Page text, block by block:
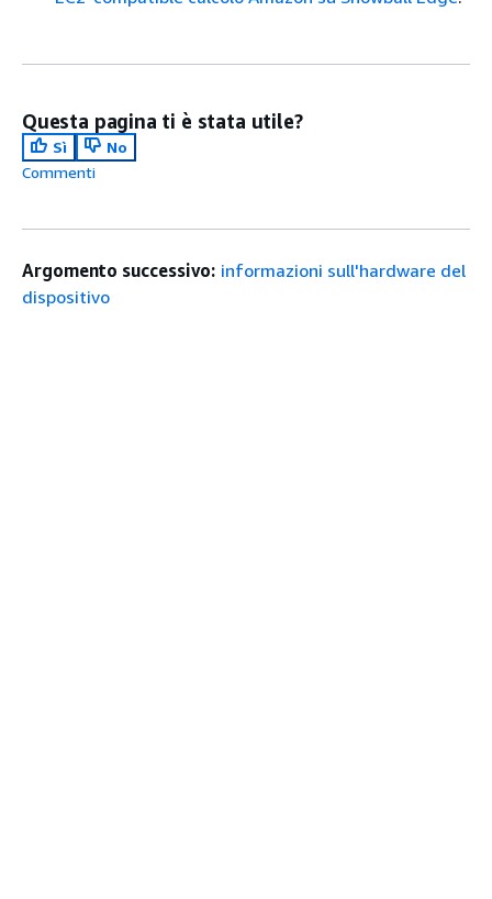
Questa pagina ti è stata utile?
Sì
No
Commenti
Argomento successivo: informazioni sull'hardware del
dispositivo